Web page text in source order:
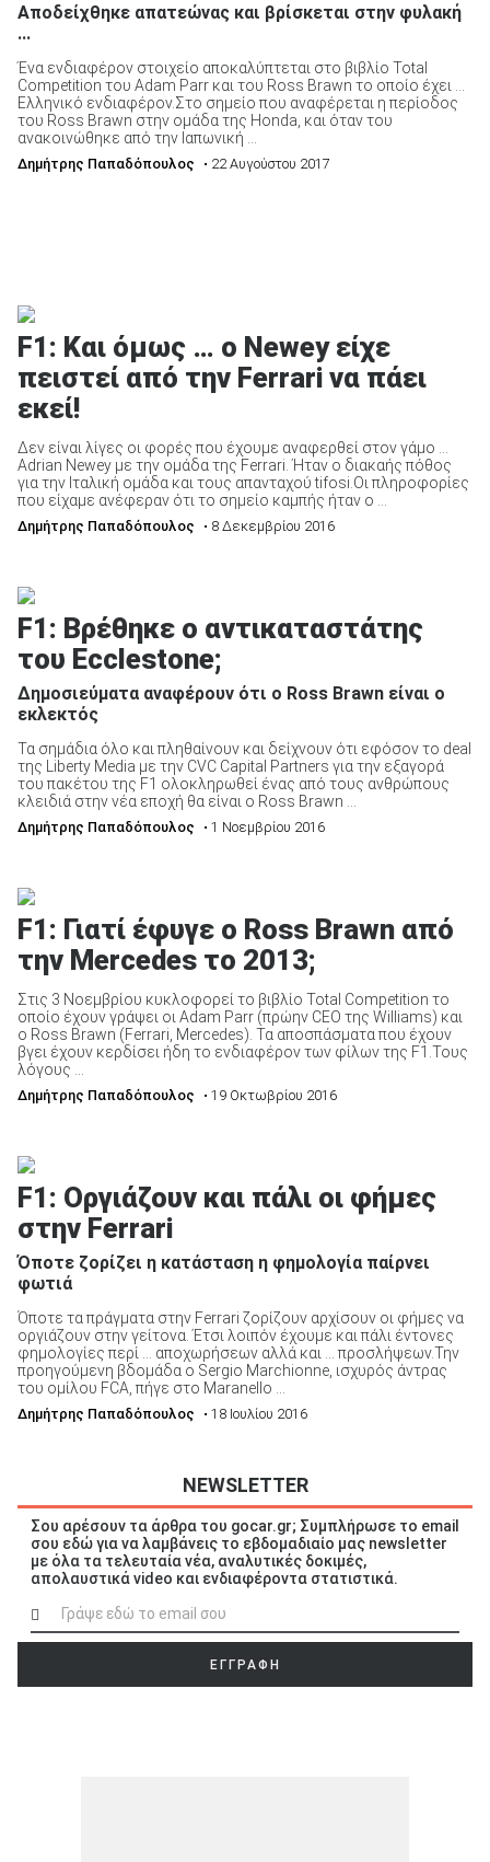
Αποδείχθηκε απατεώνας και βρίσκεται στην φυλακή
...
Ένα ενδιαφέρον στοιχείο αποκαλύπτεται στο βιβλίο Total
Competition του Adam Parr και του Ross Brawn το οποίο έχει …
Ελληνικό ενδιαφέρον.Στο σημείο που αναφέρεται η περίοδος
του Ross Brawn στην ομάδα της Honda, και όταν του
ανακοινώθηκε από την Ιαπωνική ...
Δημήτρης Παπαδόπουλος • 22 Αυγούστου 2017
F1: Και όμως … ο Newey είχε
πειστεί από την Ferrari να πάει
εκεί!
Δεν είναι λίγες οι φορές που έχουμε αναφερθεί στον γάμο …
Adrian Newey με την ομάδα της Ferrari. Ήταν ο διακαής πόθος
για την Ιταλική ομάδα και τους απανταχού tifosi.Οι πληροφορίες
που είχαμε ανέφεραν ότι το σημείο καμπής ήταν ο ...
Δημήτρης Παπαδόπουλος • 8 Δεκεμβρίου 2016
F1: Βρέθηκε ο αντικαταστάτης
του Ecclestone;
Δημοσιεύματα αναφέρουν ότι ο Ross Brawn είναι ο
εκλεκτός
Τα σημάδια όλο και πληθαίνουν και δείχνουν ότι εφόσον το deal
της Liberty Media με την CVC Capital Partners για την εξαγορά
του πακέτου της F1 ολοκληρωθεί ένας από τους ανθρώπους
κλειδιά στην νέα εποχή θα είναι ο Ross Brawn ...
Δημήτρης Παπαδόπουλος • 1 Νοεμβρίου 2016
F1: Γιατί έφυγε ο Ross Brawn από
την Mercedes το 2013;
Στις 3 Νοεμβρίου κυκλοφορεί το βιβλίο Total Competition το
οποίο έχουν γράψει οι Adam Parr (πρώην CEO της Williams) και
ο Ross Brawn (Ferrari, Mercedes). Τα αποσπάσματα που έχουν
βγει έχουν κερδίσει ήδη το ενδιαφέρον των φίλων της F1.Τους
λόγους ...
Δημήτρης Παπαδόπουλος • 19 Οκτωβρίου 2016
F1: Οργιάζουν και πάλι οι φήμες
στην Ferrari
Όποτε ζορίζει η κατάσταση η φημολογία παίρνει
φωτιά
Όποτε τα πράγματα στην Ferrari ζορίζουν αρχίσουν οι φήμες να
οργιάζουν στην γείτονα. Έτσι λοιπόν έχουμε και πάλι έντονες
φημολογίες περί … αποχωρήσεων αλλά και … προσλήψεων.Την
προηγούμενη βδομάδα ο Sergio Marchionne, ισχυρός άντρας
του ομίλου FCA, πήγε στο Maranello ...
Δημήτρης Παπαδόπουλος • 18 Ιουλίου 2016
NEWSLETTER
Σου αρέσουν τα άρθρα του gocar.gr; Συμπλήρωσε το email
σου εδώ για να λαμβάνεις το εβδομαδιαίο μας newsletter
με όλα τα τελευταία νέα, αναλυτικές δοκιμές,
απολαυστικά video και ενδιαφέροντα στατιστικά.
ΕΓΓΡΑΦΗ